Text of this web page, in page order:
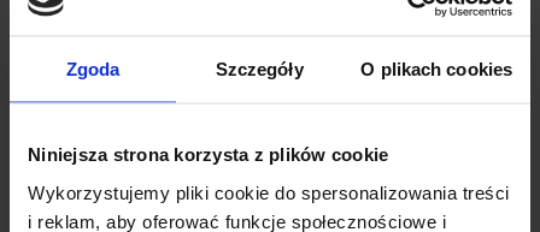
Zgoda Szczegóły O plikach cookies
Niniejsza strona korzysta z plików cookie
Wykorzystujemy pliki cookie do spersonalizowania treści
i reklam, aby oferować funkcje społecznościowe i
Thule Edge Flush Rail + belki Thule WingBar Edge
Thule Edge Flush Rail z aluminiową belką WingBar Edge to
bagażnik nowej generacji do samochodów z relingiem zi...
1 495.00 zł